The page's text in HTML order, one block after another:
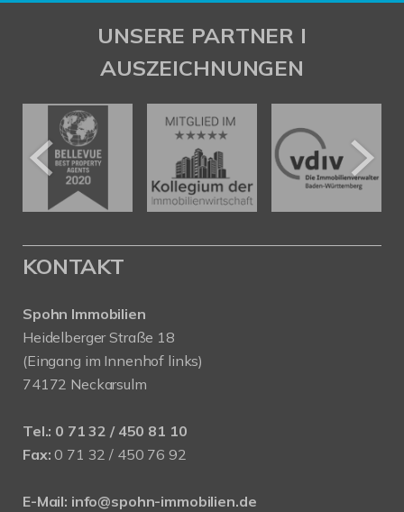
UNSERE PARTNER I
AUSZEICHNUNGEN
KONTAKT
Spohn Immobilien
Heidelberger Straße 18
(Eingang im Innenhof links)
74172 Neckarsulm
Tel.: 0 71 32 / 450 81 10
Fax: 0 71 32 / 450 76 92
E-Mail: info@spohn-immobilien.de